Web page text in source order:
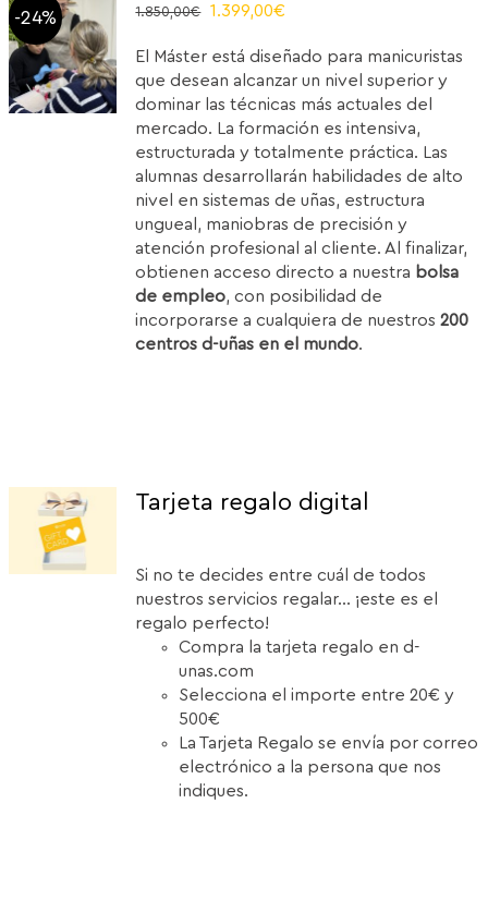
-24% 1.850,00€
El
original
era:
1.850,00€.
1.399,00€
actual
es:
1.399,00€.
El Máster está diseñado para manicuristas
que desean alcanzar un nivel superior y
dominar las técnicas más actuales del
mercado. La formación es intensiva,
estructurada y totalmente práctica. Las
alumnas desarrollarán habilidades de alto
nivel en sistemas de uñas, estructura
ungueal, maniobras de precisión y
atención profesional al cliente. Al finalizar,
obtienen acceso directo a nuestra bolsa
de empleo, con posibilidad de
incorporarse a cualquiera de nuestros200
centros d-uñas en el mundo.
Tarjeta regalo digital
Si no te decides entre cuál de todos
nuestros servicios regalar... ¡este es el
regalo perfecto!
Compra la tarjeta regalo en d-
unas.com
Selecciona el importe entre 20€ y
500€
La Tarjeta Regalo se envía por correo
electrónico a la persona que nos
indiques.